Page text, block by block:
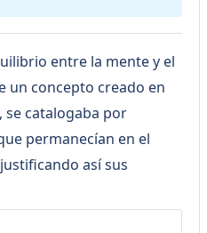
entre la mente y el
un concepto creado en
se catalogaba por
permanecían en el
así sus